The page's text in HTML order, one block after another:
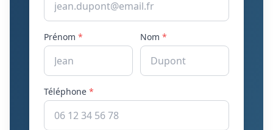
Prénom * Nom *
Téléphone *